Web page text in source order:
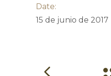
Date:
15 de junio de 2017